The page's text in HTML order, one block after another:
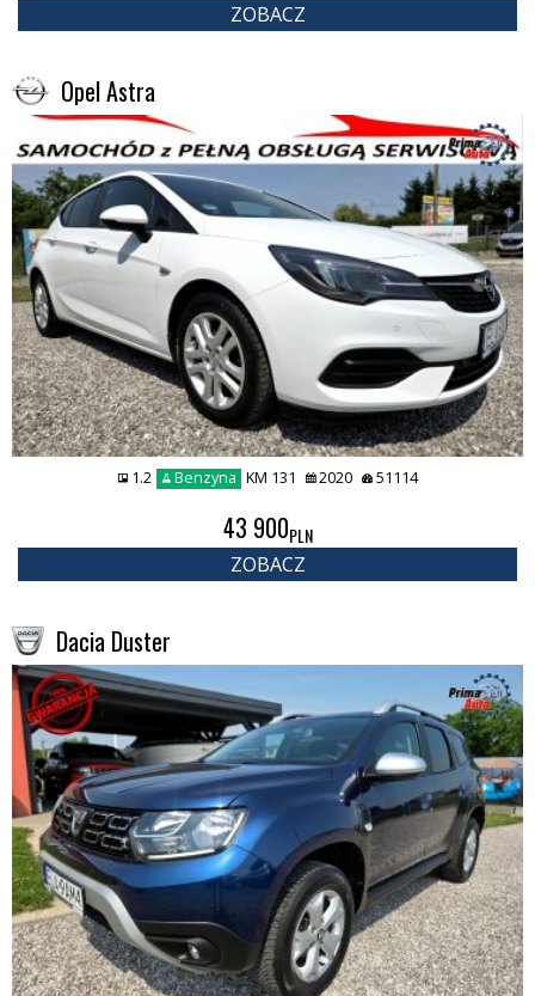
ZOBACZ
Opel Astra
1.2 Benzyna KM 131 2020 51114
43 900PLN
ZOBACZ
Dacia Duster